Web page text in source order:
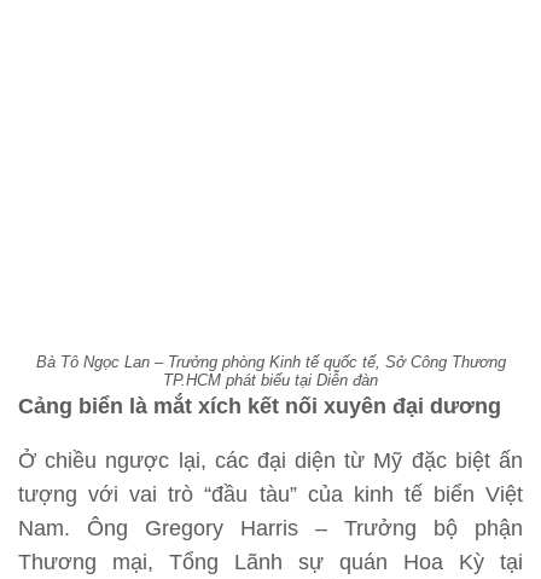
Bà Tô Ngọc Lan – Trưởng phòng Kinh tế quốc tế, Sở Công Thương
TP.HCM phát biểu tại Diễn đàn
Cảng biển là mắt xích kết nối xuyên đại dương
Ở chiều ngược lại, các đại diện từ Mỹ đặc biệt ấn
tượng với vai trò “đầu tàu” của kinh tế biển Việt
Nam. Ông Gregory Harris – Trưởng bộ phận
Thương mại, Tổng Lãnh sự quán Hoa Kỳ tại